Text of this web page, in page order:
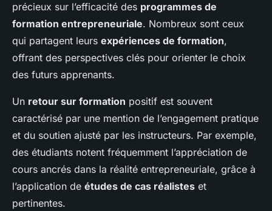
précieux sur l’efficacité des programmes de
formation entrepreneuriale. Nombreux sont ceux
qui partagent leurs expériences de formation,
offrant des perspectives clés pour orienter le choix
des futurs apprenants.
Un retour sur formation positif est souvent
caractérisé par une mention de l’engagement pratique
et du soutien ajusté par les instructeurs. Par exemple,
des étudiants notent fréquemment l’appréciation de
cours ancrés dans la réalité entrepreneuriale, grâce à
l’application de études de cas réalistes et
pertinentes.